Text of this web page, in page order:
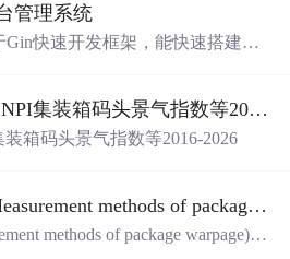
管理系统
快速开发框架，能快速搭建应
并一键生成api接口代码，一键生
组件，基于 Gin和 Vue3的Arco D
设计，开发简单，极易上手、代
得益于Go优秀性能框架性能和并
源很小。
NPI综合景气指数 NPI集装箱码头景气指数等2016-2026
箱码头景气指数等2016-2026
JEITA ED-7306 (Measurement methods of package warpage).pdf
methods of package warpage).p